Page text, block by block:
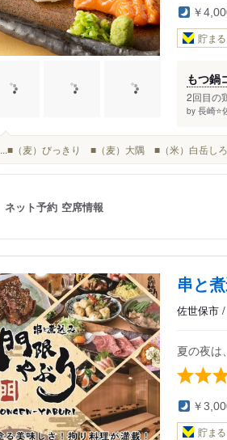
￥
貯まる
もつ鍋
2回目の
by 長崎⭐️
...■（麦）びっきり ■（麦）大隅 ■（米）白岳
ネット予約 空席情報
串と
佐世保市
夏の夜は
￥
貯まる